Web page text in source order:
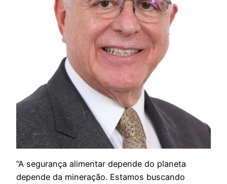
“A segurança alimentar depende do planeta
depende da mineração. Estamos buscando